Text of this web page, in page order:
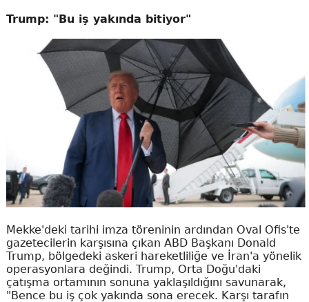
Trump: "Bu iş yakında bitiyor"
Mekke'deki tarihi imza töreninin ardından Oval Ofis'te
gazetecilerin karşısına çıkan ABD Başkanı Donald
Trump, bölgedeki askeri hareketliliğe ve İran'a yönelik
operasyonlara değindi. Trump, Orta Doğu'daki
çatışma ortamının sonuna yaklaşıldığını savunarak,
"Bence bu iş çok yakında sona erecek. Karşı tarafın